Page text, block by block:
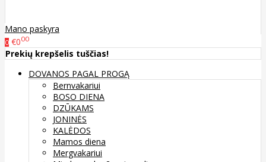
Mano paskyra
0 €000
Prekių krepšelis tuščias!
DOVANOS PAGAL PROGĄ
Bernvakariui
BOSO DIENA
DZŪKAMS
JONINĖS
KALĖDOS
Mamos diena
Mergvakariui